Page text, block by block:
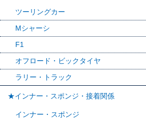
ツーリングカー
Mシャーシ
F1
オフロード・ビックタイヤ
ラリー・トラック
★インナー・スポンジ・接着関係
インナー・スポンジ